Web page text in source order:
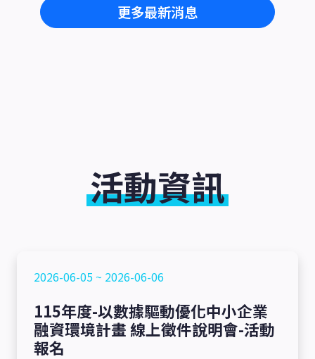
更多最新消息
活動資訊
2026-06-05 ~ 2026-06-06
115年度-以數據驅動優化中小企業
融資環境計畫 線上徵件說明會-活動
報名